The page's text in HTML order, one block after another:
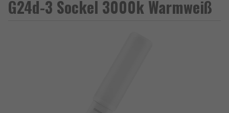
G24d-3 Sockel 3000k Warmweiß